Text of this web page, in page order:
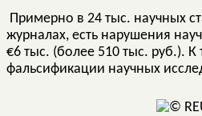
Примерно в 24 тыс. научных
журналах, есть нарушения
€6 тыс. (более 510 тыс. руб.).
фальсификации научных